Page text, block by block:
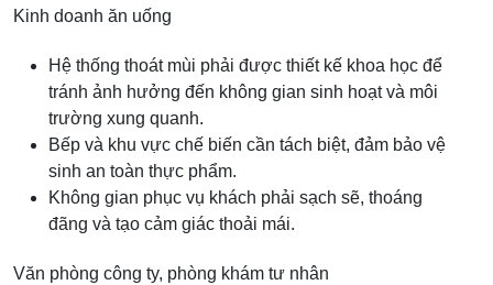
Kinh doanh ăn uống
Hệ thống thoát mùi phải được thiết kế khoa học để
tránh ảnh hưởng đến không gian sinh hoạt và môi
trường xung quanh.
Bếp và khu vực chế biến cần tách biệt, đảm bảo vệ
sinh an toàn thực phẩm.
Không gian phục vụ khách phải sạch sẽ, thoáng
đãng và tạo cảm giác thoải mái.
Văn phòng công ty, phòng khám tư nhân